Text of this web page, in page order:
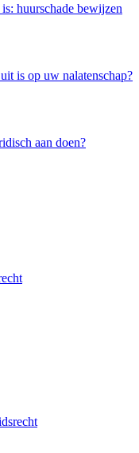
huurschade bewijzen
is op uw nalatenschap?
aan doen?